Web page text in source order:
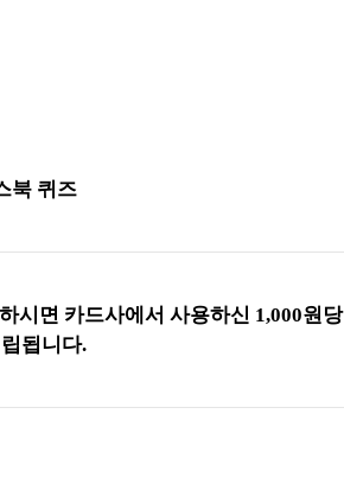
북 퀴즈
시면 카드사에서 사용하신 1,000원당
됩니다.